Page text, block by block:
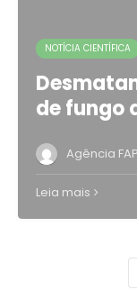
NOTÍCIA CIENTÍFICA
de fungo
Agência
Leia mais